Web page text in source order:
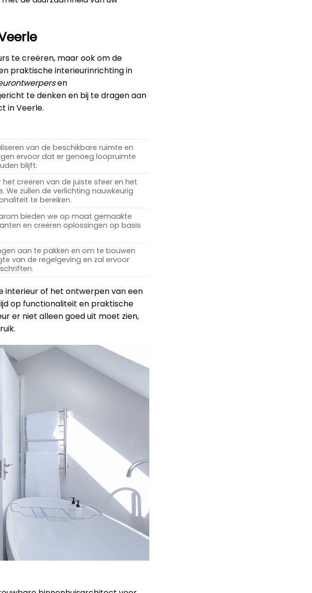
te creëren, maar ook om de
praktische interieurinrichting in
en
te denken en bij te dragen aan
in Veerle.
van de beschikbare ruimte en
ervoor dat er genoeg loopruimte
blijft.
creëren van de juiste sfeer en het
zullen de verlichting nauwkeurig
te bereiken.
bieden we op maat gemaakte
en creëren oplossingen op basis
aan te pakken en om te bouwen
van de regelgeving en zal ervoor
interieur of het ontwerpen van een
op functionaliteit en praktische
er niet alleen goed uit moet zien,